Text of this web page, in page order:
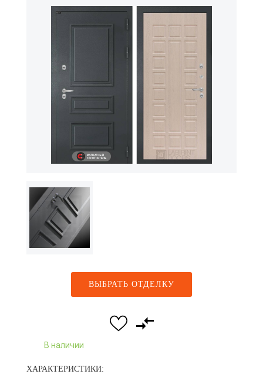
ВЫБРАТЬ ОТДЕЛКУ
В наличии
ХАРАКТЕРИСТИКИ: